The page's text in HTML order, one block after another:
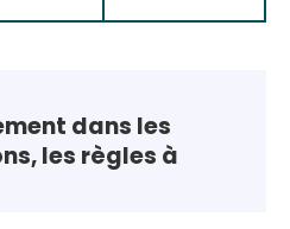
dans les
les règles à